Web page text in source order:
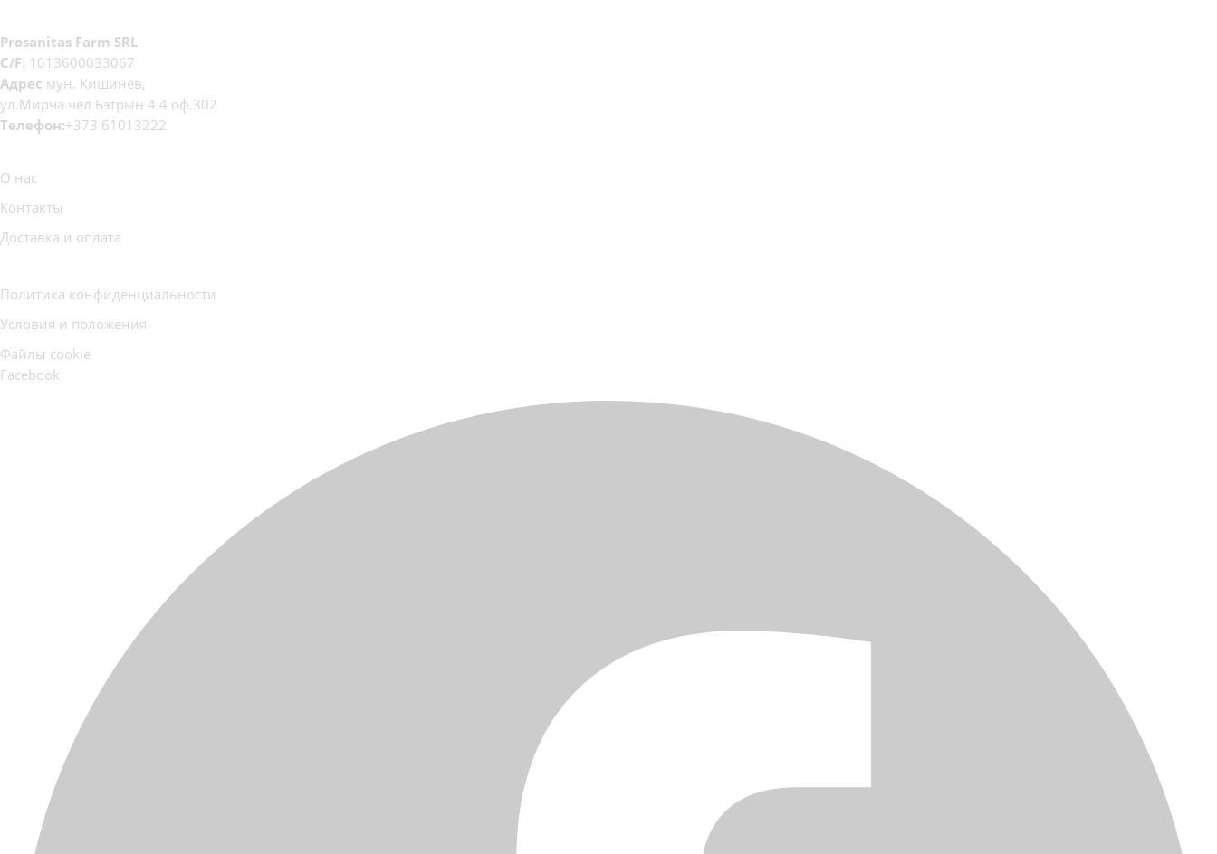
Prosanitas Farm SRL
C/F: 1013600033067
Адрес мун. Кишинёв,
ул.Мирча чел Бэтрын 4.4 оф.302
Телефон:+373 61013222
О нас
Контакты
Доставка и оплата
Политика конфиденциальности
Условия и положения
Файлы cookie
Facebook